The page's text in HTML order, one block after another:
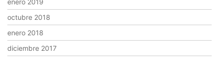
enero 2019
octubre 2018
enero 2018
diciembre 2017